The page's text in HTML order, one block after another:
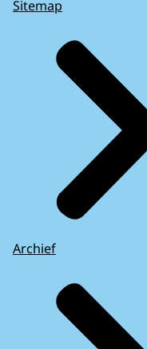
Sitemap
Archief